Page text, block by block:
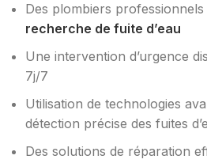
Des plombiers
recherche de fuite d’eau
Une intervention d’urgence
7j/7
Utilisation de technologies
détection précise des fuites
Des solutions de réparation